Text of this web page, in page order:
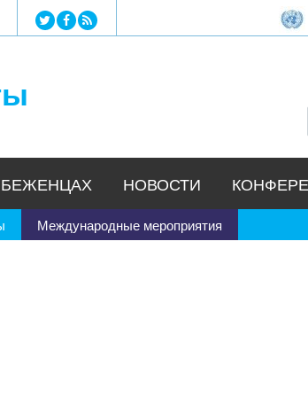
Jump to navigation
Международные мероприятия
НОВОСТИ